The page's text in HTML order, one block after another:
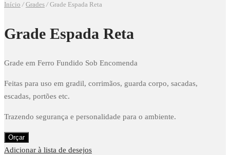
Início / Grades /Grade Espada Reta
Grade Espada Reta
Grade em Ferro Fundido Sob Encomenda
Feitas para uso em gradil, corrimãos, guarda corpo, sacadas,
escadas, portões etc.
Trazendo segurança e personalidade para o ambiente.
Orçar
Adicionar à lista de desejos